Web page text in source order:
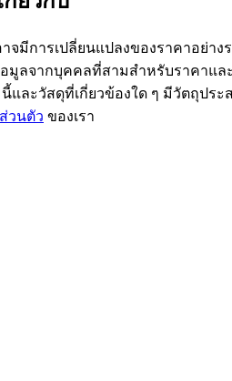
ค่าคอมมิชชั่นการคัดลอกการซื้อขาย
มีการเปลี่ยนแปลงของราคาอย่า
มูลจากบุคคลที่สามสำหรับราคาแ
ะวัสดุที่เกี่ยวข้องใด ๆ มีวัตถุประ
วนตัว ของเรา